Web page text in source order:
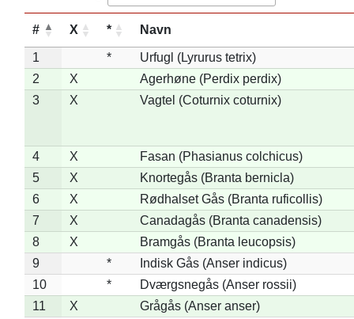
# X * Navn
1 *
Urfugl (Lyrurus tetrix)
2
X
Agerhøne (Perdix perdix)
3
X Vagtel (Coturnix coturnix)
4 X
Fasan (Phasianus colchicus)
5
X
Knortegås (Branta bernicla)
6
X
Rødhalset Gås (Branta ruficollis)
7
X
Canadagås (Branta canadensis)
8
X
Bramgås (Branta leucopsis)
9
*
Indisk Gås (Anser indicus)
10
*
Dværgsnegås (Anser rossii)
11
X
Grågås (Anser anser)